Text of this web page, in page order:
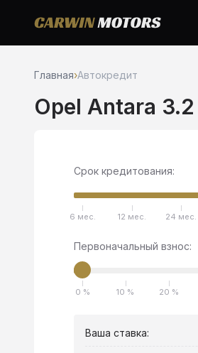
Главная›Автокредит
Opel Antara
Срок кредитования:
6 мес. 12 мес. 24 мес.
Первоначальный взнос:
0 % 10 % 20 %
Ваша ставка: